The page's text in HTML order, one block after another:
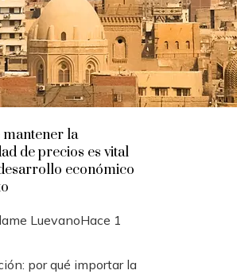
la
de precios es vital
económico
LuevanoHace 1
por qué importar la